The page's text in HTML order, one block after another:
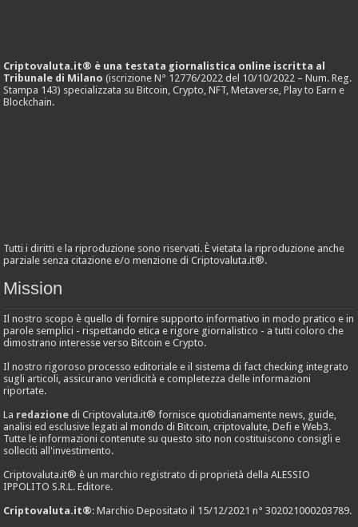
Criptovaluta.it® è una testata giornalistica online iscritta al
Tribunale di Milano (iscrizione N° 12776/2022 del 10/10/2022 – Num. Reg.
Stampa 143) specializzata su Bitcoin, Crypto, NFT, Metaverse, Play to Earn e
Blockchain.
Tutti i diritti e la riproduzione sono riservati. È vietata la riproduzione anche
parziale senza citazione e/o menzione di Criptovaluta.it®.
Mission
Il nostro scopo è quello di fornire supporto informativo in modo pratico e in
parole semplici - rispettando etica e rigore giornalistico - a tutti coloro che
dimostrano interesse verso Bitcoin e Crypto.
Il nostro rigoroso processo editoriale e il sistema di fact checking integrato
sugli articoli, assicurano veridicità e completezza delle informazioni
riportate.
La redazione di Criptovaluta.it® fornisce quotidianamente news, guide,
analisi ed esclusive legati al mondo di Bitcoin, criptovalute, Defi e Web3.
Tutte le informazioni contenute su questo sito non costituiscono consigli e
solleciti all'investimento.
Criptovaluta.it® è un marchio registrato di proprietà della ALESSIO
IPPOLITO S.R.L. Editore.
Criptovaluta.it®: Marchio Depositato il 15/12/2021 n° 302021000203789.